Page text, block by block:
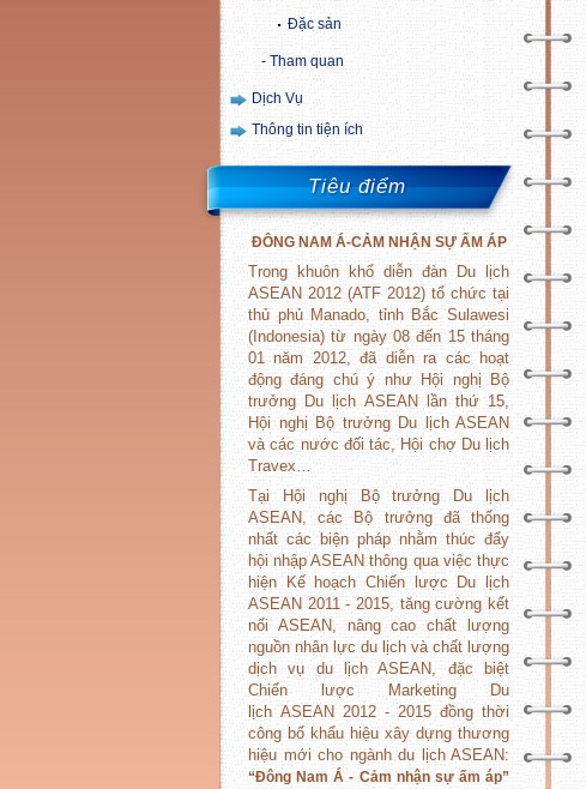
Đặc sản
Tham quan
Dịch Vụ
Thông tin tiện ích
Tiêu điểm
ĐÔNG NAM Á-CẢM NHẬN SỰ ẤM ÁP
Trong khuôn khổ diễn đàn Du lịch
ASEAN 2012 (ATF 2012) tổ chức tại
thủ phủ Manado, tỉnh Bắc Sulawesi
(Indonesia) từ ngày 08 đến 15 tháng
01 năm 2012, đã diễn ra các hoạt
động đáng chú ý như Hội nghị Bộ
trưởng Du lịch ASEAN lần thứ 15,
Hội nghị Bộ trưởng Du lịch ASEAN
và các nước đối tác, Hội chợ Du lịch
Travex…
Tại Hội nghị Bộ trưởng Du lịch
ASEAN, các Bộ trưởng đã thống
nhất các biện pháp nhằm thúc đẩy
hội nhập ASEAN thông qua việc thực
hiện Kế hoạch Chiến lược Du lịch
ASEAN 2011 - 2015, tăng cường kết
nối ASEAN, nâng cao chất lượng
nguồn nhân lực du lịch và chất lượng
dịch vụ du lịch ASEAN, đặc biệt
Chiến lược Marketing Du
lịch ASEAN 2012 - 2015 đồng thời
công bố khẩu hiệu xây dựng thương
hiệu mới cho ngành du lịch ASEAN:
“Đông Nam Á - Cảm nhận sự ấm áp”